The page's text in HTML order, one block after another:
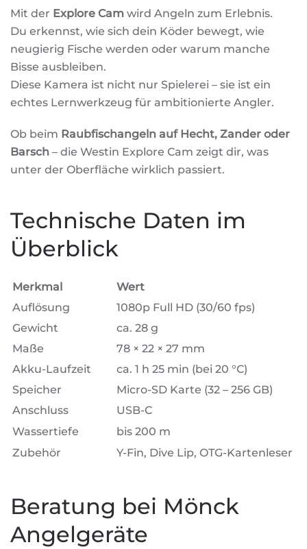
Mit der Explore Cam wird Angeln zum Erlebnis.
Du erkennst, wie sich dein Köder bewegt, wie
neugierig Fische werden oder warum manche
Bisse ausbleiben.
Diese Kamera ist nicht nur Spielerei – sie ist ein
echtes Lernwerkzeug für ambitionierte Angler.
Ob beim Raubfischangeln auf Hecht, Zander oder
Barsch – die Westin Explore Cam zeigt dir, was
unter der Oberfläche wirklich passiert.
Technische Daten im
Überblick
Merkmal
Wert
Auflösung
1080p Full HD (30/60 fps)
Gewicht
ca. 28 g
Maße
78 × 22 × 27 mm
Akku-Laufzeit
ca. 1 h 25 min (bei 20 °C)
Speicher
Micro-SD Karte (32 – 256 GB)
Anschluss
USB-C
Wassertiefe
bis 200 m
Zubehör
Y-Fin, Dive Lip, OTG-Kartenleser
Beratung bei Mönck
Angelgeräte